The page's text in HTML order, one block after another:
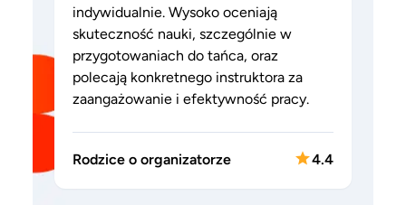
indywidualnie. Wysoko oceniają
skuteczność nauki, szczególnie w
przygotowaniach do tańca, oraz
polecają konkretnego instruktora za
zaangażowanie i efektywność pracy.
Rodzice o organizatorze 4.4